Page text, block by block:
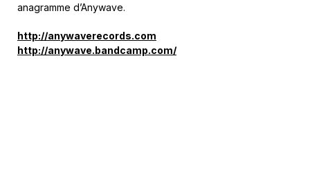
anagramme d’Anywave.
http://anywaverecords.com
http://anywave.bandcamp.com/